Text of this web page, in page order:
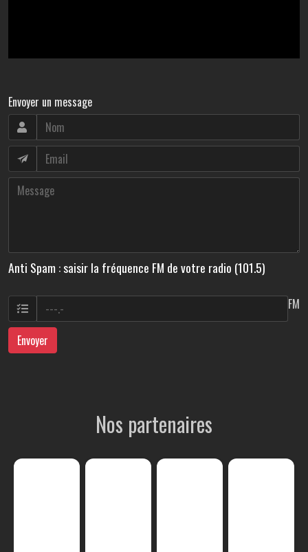
Envoyer un message
Anti Spam : saisir la fréquence FM de votre radio (101.5)
FM
Envoyer
Nos partenaires